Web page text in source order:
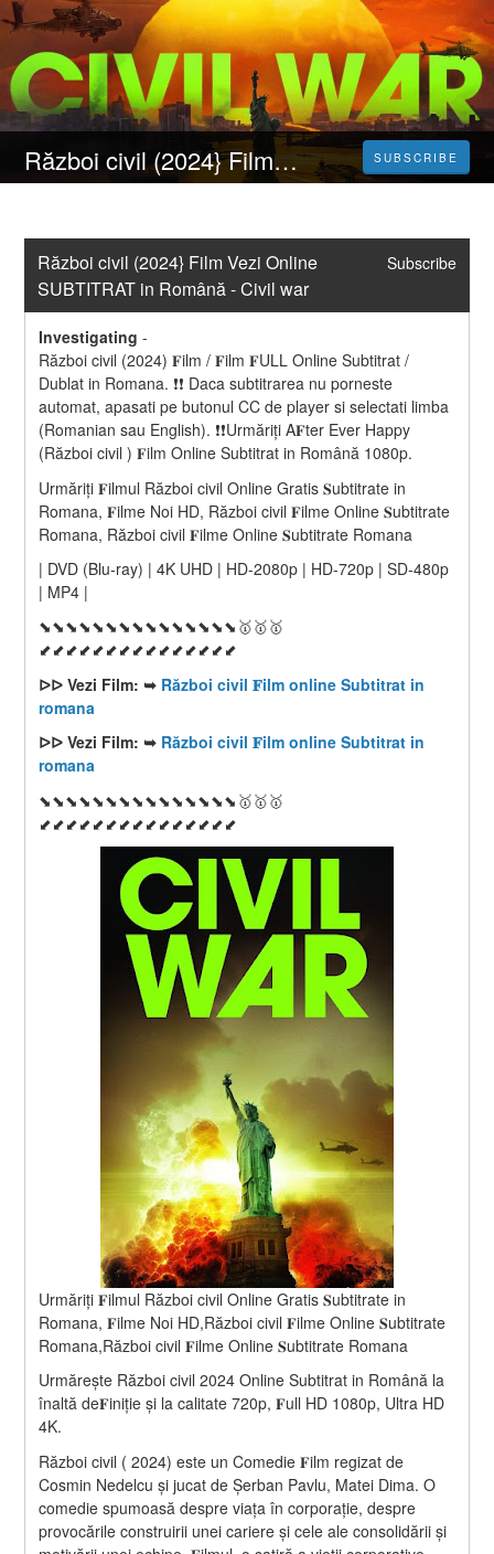
Război civil (2024} Film Vezi Online SUBTITRAT in Română - Civil war SUBSCRIBE
Război civil (2024} Film Vezi Online
SUBTITRAT in Română - Civil war
Subscribe
Investigating -
Război civil (2024) 𝐅ilm / 𝐅ilm 𝐅ULL Online Subtitrat /
Dublat in Romana. ❗❗️️ Daca subtitrarea nu porneste
automat, apasati pe butonul CC de player si selectati limba
(Romanian sau English). ❗❗️️Urmăriți A𝐅ter Ever Happy
(Război civil ) 𝐅ilm Online Subtitrat in Română 1080p.
Urmăriți 𝐅ilmul Război civil Online Gratis 𝐒ubtitrate in
Romana, 𝐅ilme Noi HD, Război civil 𝐅ilme Online 𝐒ubtitrate
Romana, Război civil 𝐅ilme Online 𝐒ubtitrate Romana
| DVD (Blu-ray) | 4K UHD | HD-2080p | HD-720p | SD-480p
| MP4 |
⬊⬊⬊⬊⬊⬊⬊⬊⬊⬊⬊⬊⬊⬊⬊🥇🥇🥇
⬋⬋⬋⬋⬋⬋⬋⬋⬋⬋⬋⬋⬋⬋⬋
ᐅᐅ Vezi Film: ➥ Război civil 𝐅ilm online Subtitrat in
romana
ᐅᐅ Vezi Film: ➥ Război civil 𝐅ilm online Subtitrat in
romana
⬊⬊⬊⬊⬊⬊⬊⬊⬊⬊⬊⬊⬊⬊⬊🥇🥇🥇
⬋⬋⬋⬋⬋⬋⬋⬋⬋⬋⬋⬋⬋⬋⬋
Urmăriți 𝐅ilmul Război civil Online Gratis 𝐒ubtitrate in
Romana, 𝐅ilme Noi HD,Război civil 𝐅ilme Online 𝐒ubtitrate
Romana,Război civil 𝐅ilme Online 𝐒ubtitrate Romana
Urmărește Război civil 2024 Online Subtitrat in Română la
înaltă de𝐅iniție și la calitate 720p, 𝐅ull HD 1080p, Ultra HD
4K.
Război civil ( 2024) este un Comedie 𝐅ilm regizat de
Cosmin Nedelcu și jucat de Șerban Pavlu, Matei Dima. O
comedie spumoasă despre viața în corporație, despre
provocările construirii unei cariere și cele ale consolidării și